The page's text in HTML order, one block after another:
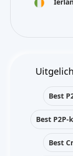
Best
Best
Best